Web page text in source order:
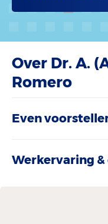
Over Dr. A.
Romero
Even
Werkervaring